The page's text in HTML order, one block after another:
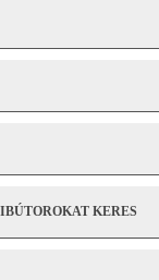
KERES